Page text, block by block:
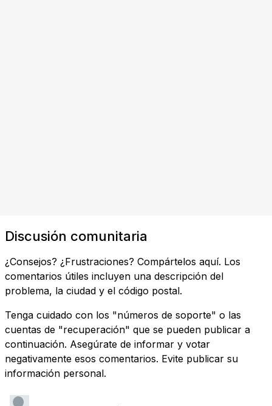
Discusión comunitaria
¿Consejos? ¿Frustraciones? Compártelos aquí. Los
comentarios útiles incluyen una descripción del
problema, la ciudad y el código postal.
Tenga cuidado con los "números de soporte" o las
cuentas de "recuperación" que se pueden publicar a
continuación. Asegúrate de informar y votar
negativamente esos comentarios. Evite publicar su
información personal.